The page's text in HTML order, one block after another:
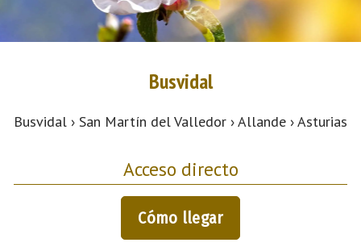
Busvidal
Busvidal › San Martín del Valledor › Allande › Asturias
Acceso directo
Cómo llegar